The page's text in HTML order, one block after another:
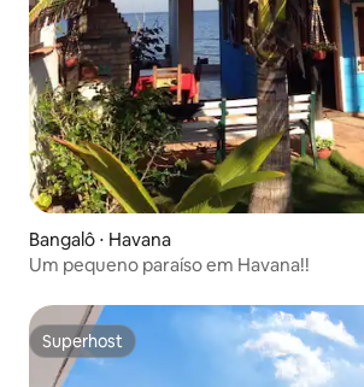
Bangalô ⋅ Havana
Um pequeno paraíso em Havana!!
Superhost
Superhost